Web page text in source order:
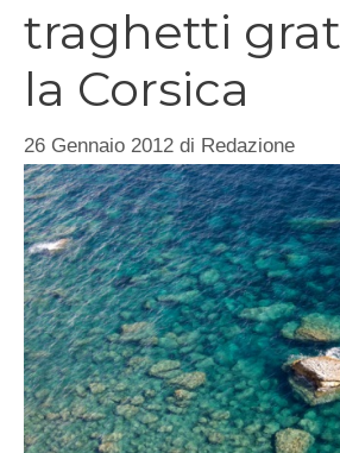
traghetti
la Corsica
26 Gennaio 2012 di Redazione